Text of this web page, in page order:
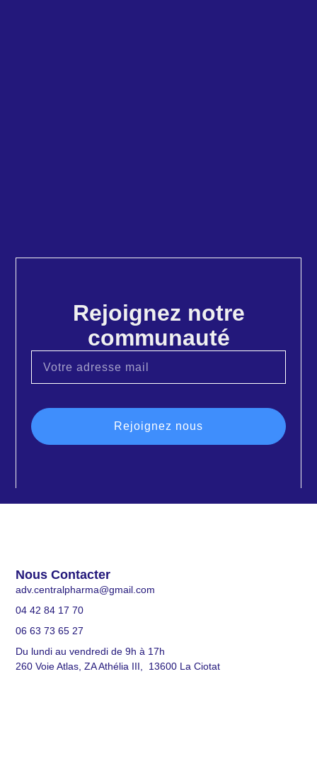
Rejoignez notre
communauté
Rejoignez nous
Nous Contacter
adv.centralpharma@gmail.com
04 42 84 17 70
06 63 73 65 27
Du lundi au vendredi de 9h à 17h
260 Voie Atlas, ZA Athélia III, 13600 La Ciotat